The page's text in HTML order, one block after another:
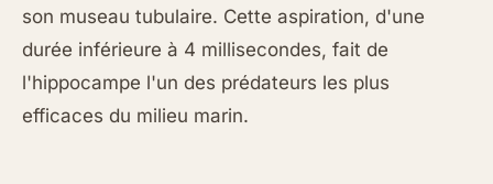
son museau tubulaire. Cette aspiration, d'une
durée inférieure à 4 millisecondes, fait de
l'hippocampe l'un des prédateurs les plus
efficaces du milieu marin.